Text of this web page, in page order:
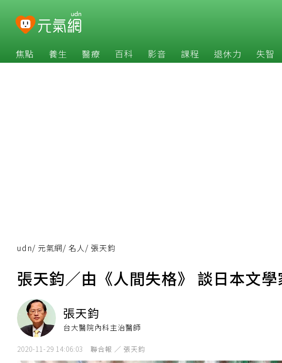
焦點 養生 醫療 百科 影音 課程 退休力 失智
udn/ 元氣網/ 名人/ 張天鈞
張天鈞／由《人間失格》 談日本文
張天鈞
台大醫院內科主治醫師
2020-11-29 14:06:03 聯合報 ／ 張天鈞